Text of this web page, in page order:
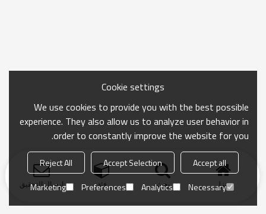
منزل بحث فئة ارسال التحقيق
Cookie settings
We use cookies to provide you with the best possible
experience. They also allow us to analyze user behavior in
order to constantly improve the website for you.
Accept all
Accept Selection
Reject All
Necessary
Analytics
Preferences
Marketing